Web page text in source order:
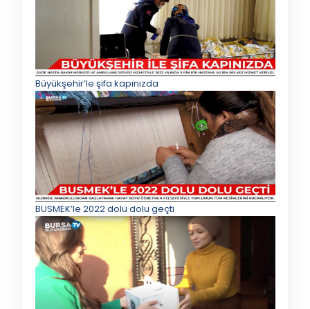
Büyükşehir’le şifa kapınızda
BUSMEK’le 2022 dolu dolu geçti